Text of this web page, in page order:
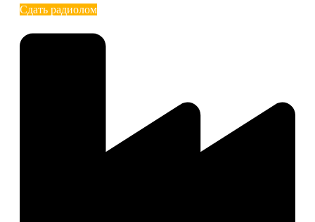
Сдать радиолом